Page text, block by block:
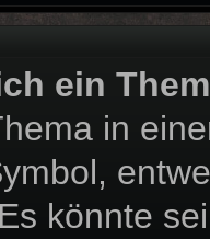
ein
in
könnte